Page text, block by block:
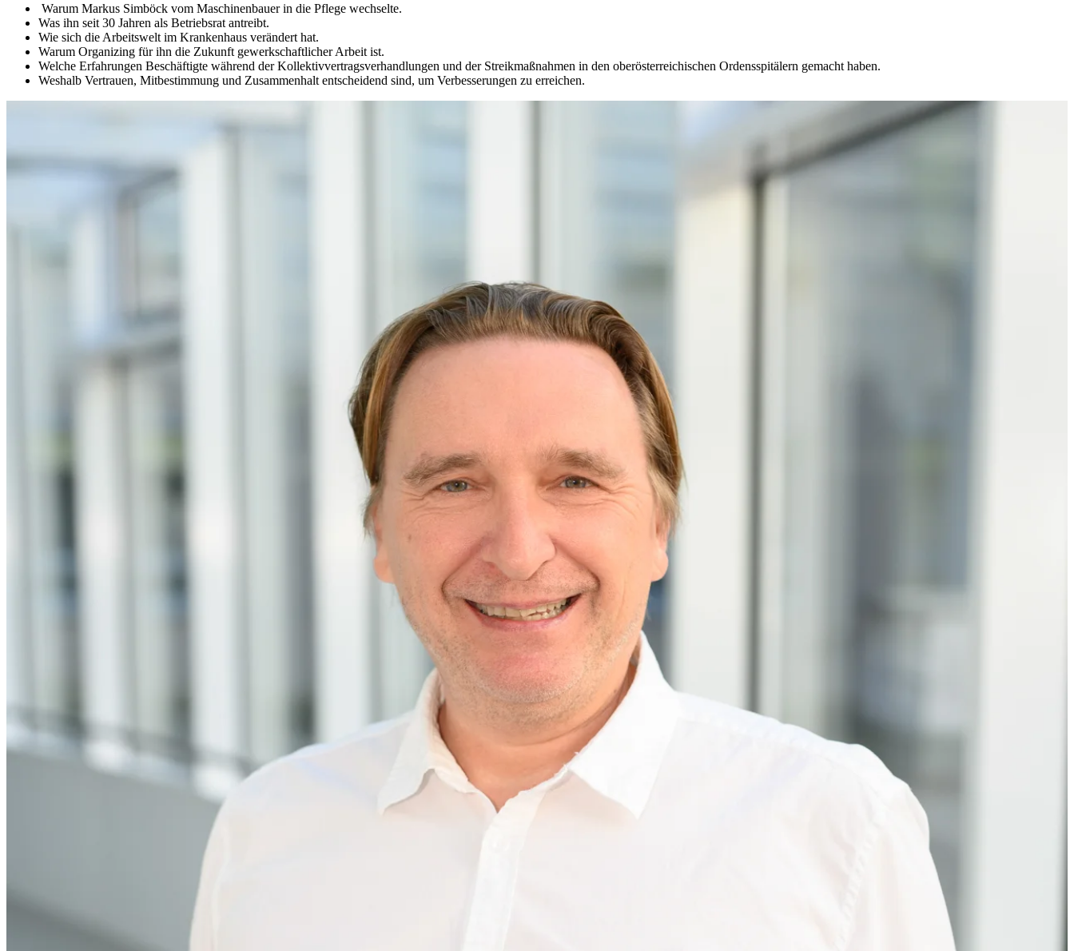
Warum Markus Simböck vom Maschinenbauer in die Pflege wechselte.
Was ihn seit 30 Jahren als Betriebsrat antreibt.
Wie sich die Arbeitswelt im Krankenhaus verändert hat.
Warum Organizing für ihn die Zukunft gewerkschaftlicher Arbeit ist.
Welche Erfahrungen Beschäftigte während der Kollektivvertragsverhandlungen und der Streikmaßnahmen in den oberösterreichischen Ordensspitälern gemacht haben.
Weshalb Vertrauen, Mitbestimmung und Zusammenhalt entscheidend sind, um Verbesserungen zu erreichen.